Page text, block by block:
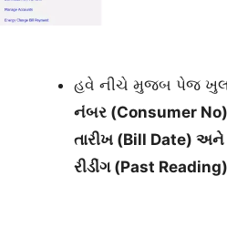
હવે નીચે મુજબ પેજ
નંબર (Consumer
તારીખ (Bill Date)
રીડીંગ (Past Reading)